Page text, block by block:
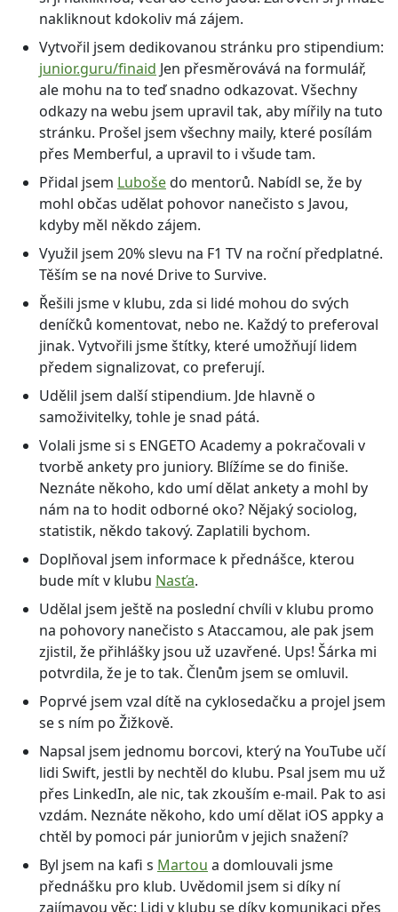
nakliknout kdokoliv má zájem.
Vytvořil jsem dedikovanou stránku pro stipendium:
junior.guru/finaid Jen přesměrovává na formulář,
ale mohu na to teď snadno odkazovat. Všechny
odkazy na webu jsem upravil tak, aby mířily na tuto
stránku. Prošel jsem všechny maily, které posílám
přes Memberful, a upravil to i všude tam.
Přidal jsem Lubošedo mentorů. Nabídl se, že by
mohl občas udělat pohovor nanečisto s Javou,
kdyby měl někdo zájem.
Využil jsem 20% slevu na F1 TV na roční předplatné.
Těším se na nové Drive to Survive.
Řešili jsme v klubu, zda si lidé mohou do svých
deníčků komentovat, nebo ne. Každý to preferoval
jinak. Vytvořili jsme štítky, které umožňují lidem
předem signalizovat, co preferují.
Udělil jsem další stipendium. Jde hlavně o
samoživitelky, tohle je snad pátá.
Volali jsme si s ENGETO Academy a pokračovali v
tvorbě ankety pro juniory. Blížíme se do finiše.
Neznáte někoho, kdo umí dělat ankety a mohl by
nám na to hodit odborné oko? Nějaký sociolog,
statistik, někdo takový. Zaplatili bychom.
Doplňoval jsem informace k přednášce, kterou
bude mít v klubu Nasťa.
Udělal jsem ještě na poslední chvíli v klubu promo
na pohovory nanečisto s Ataccamou, ale pak jsem
zjistil, že přihlášky jsou už uzavřené. Ups! Šárka mi
potvrdila, že je to tak. Členům jsem se omluvil.
Poprvé jsem vzal dítě na cyklosedačku a projel jsem
se s ním po Žižkově.
Napsal jsem jednomu borcovi, který na YouTube učí
lidi Swift, jestli by nechtěl do klubu. Psal jsem mu už
přes LinkedIn, ale nic, tak zkouším e-mail. Pak to asi
vzdám. Neznáte někoho, kdo umí dělat iOS appky a
chtěl by pomoci pár juniorům v jejich snažení?
Byl jsem na kafi s Martou a domlouvali jsme
přednášku pro klub. Uvědomil jsem si díky ní
zajímavou věc: Lidi v klubu se díky komunikaci přes